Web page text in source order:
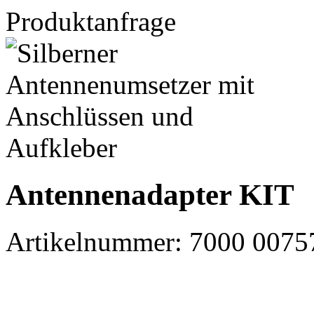
Produktanfrage
Antennenadapter KIT
Artikelnummer: 7000